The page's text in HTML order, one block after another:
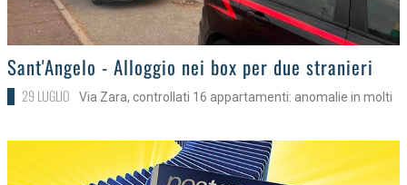
>
Sant'Angelo - Alloggio nei box per due stranieri
29 LUGLIO Via Zara, controllati 16 appartamenti: anomalie in molti